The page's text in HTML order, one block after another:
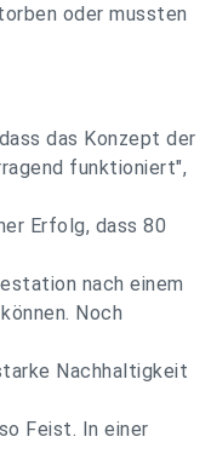
oder mussten
das Konzept der
funktioniert",
Erfolg, dass 80
nach einem
Noch
Nachhaltigkeit
Feist. In einer